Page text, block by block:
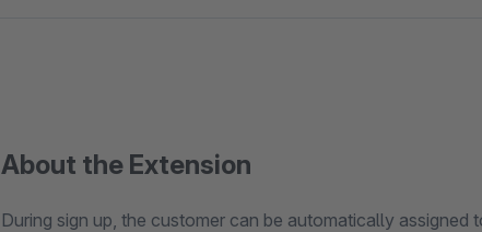
About the Extension
During sign up, the customer can be automatically assigned